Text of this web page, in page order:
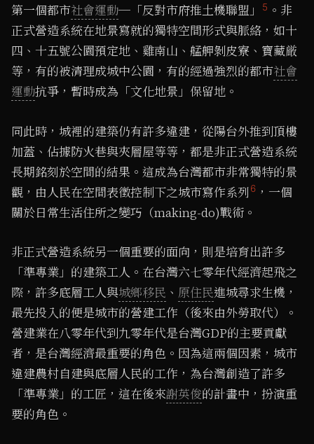
第一個都市社會運動─「反對市府推土機聯盟」 5 。非
正式營造系統在地景寫就的獨特空間形式與脈絡，如十
四、十五號公園預定地、雞南山、艋舺剝皮寮、寶藏厳
等，有的被清理成城中公園，有的經過強烈的都市社會
運動抗爭，暫時成為「文化地景」保留地。
同此時，城裡的建築仍有許多違建，從陽台外推到頂樓
加蓋、佔據防火巷與夾層屋等等，都是非正式營造系統
長期銘刻於空間的結果。這成為台灣都市非常獨特的景
觀，由人民在空間表徵控制下之城市寫作系列6 ，一個
關於日常生活住所之變巧（making-do)戰術。
非正式營造系統另一個重要的面向，則是培育出許多
「準專業」的建築工人。在台灣六七零年代經濟起飛之
際，許多底層工人與城鄉移民 、 原住民進城尋求生機，
最先投入的便是城市的營建工作（後來由外勞取代）。
營建業在八零年代到九零年代是台灣GDP的主要貢獻
者，是台灣經濟最重要的角色。因為這兩個因素，城市
違建農村自建與底層人民的工作，為台灣創造了許多
「準專業」的工匠，這在後來謝英俊的計畫中，扮演重
要的角色。